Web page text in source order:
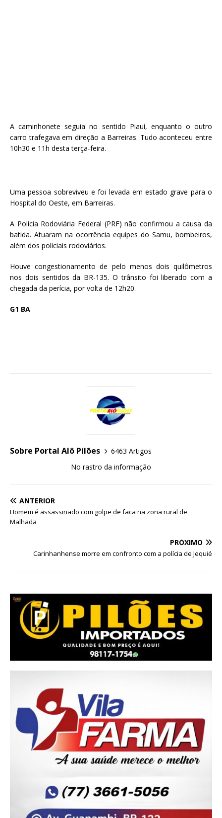
A caminhonete seguia no sentido Piauí, enquanto o outro
carro trafegava em direção a Barreiras. Tudo aconteceu entre
10h30 e 11h desta terça-feira.
Uma pessoa sobreviveu e foi levada em estado grave para o
Hospital do Oeste, em Barreiras.
A Polícia Rodoviária Federal (PRF) não confirmou a causa da
batida. Atuaram na ocorrência equipes do Samu, bombeiros,
além dos policiais rodoviários.
Houve congestionamento de pelo menos dois quilômetros
nos dois sentidos da BR-135. O trânsito foi liberado com a
chegada da perícia, por volta de 12h20.
G1 BA
Sobre Portal Alô Pilões
6463 Artigos
No rastro da informação
ANTERIOR
Homem é assassinado com golpe de faca na zona rural de
Malhada
PRÓXIMO
Carinhanhense morre em confronto com a polícia de Jequié